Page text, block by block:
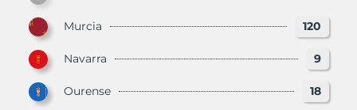
Murcia 120
Navarra 9
Ourense 18